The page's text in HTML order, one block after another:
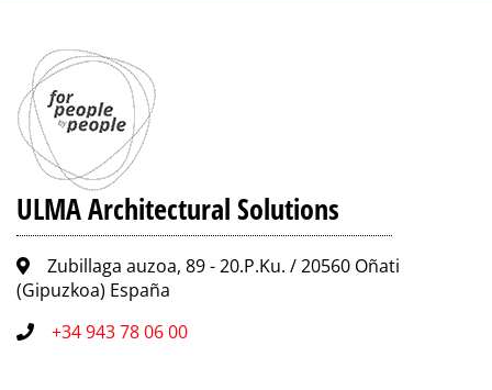
ULMA Architectural Solutions
Zubillaga auzoa, 89 - 20.P.Ku. / 20560 Oñati
(Gipuzkoa) España
+34 943 78 06 00